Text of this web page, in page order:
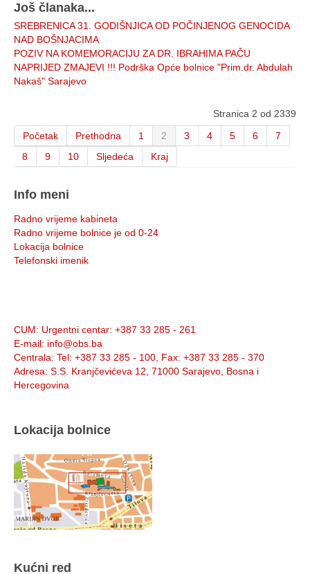
Još članaka...
SREBRENICA 31. GODIŠNJICA OD POČINJENOG GENOCIDA
NAD BOŠNJACIMA
POZIV NA KOMEMORACIJU ZA DR. IBRAHIMA PAČU
NAPRIJED ZMAJEVI !!! Podrška Opće bolnice "Prim.dr. Abdulah
Nakaš" Sarajevo
Stranica 2 od 2339
Početak
Prethodna 1 2 3 4 5 6
7
8
9 10 Sljedeća Kraj
Info meni
Radno vrijeme kabineta
Radno vrijeme bolnice je od 0-24
Lokacija bolnice
Telefonski imenik
CUM: Urgentni centar: +387 33 285 - 261
E-mail: info@obs.ba
Centrala: Tel: +387 33 285 - 100, Fax: +387 33 285 - 370
Adresa: S.S. Kranjčevićeva 12, 71000 Sarajevo, Bosna i
Hercegovina
Lokacija bolnice
Kućni red